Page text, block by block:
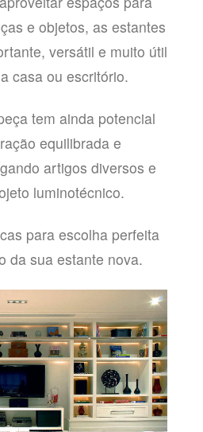
e objetos, as estantes
versátil e muito útil
casa ou escritório.
tem ainda potencial
equilibrada e
artigos diversos e
luminotécnico.
para escolha perfeita
da sua estante nova.